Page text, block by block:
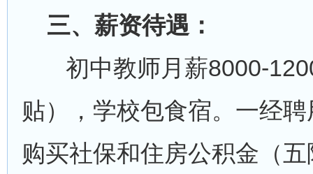
三、薪资待遇：
初中教师月薪8000-
贴），学校包食宿。一经
购买社保和住房公积金（